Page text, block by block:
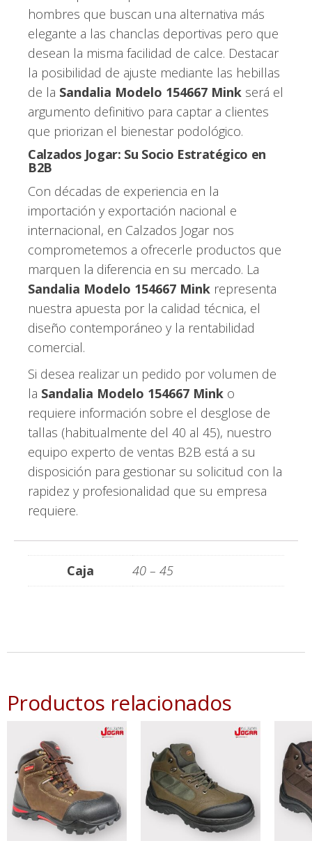
hombres que buscan una alternativa más
elegante a las chanclas deportivas pero que
desean la misma facilidad de calce. Destacar
la posibilidad de ajuste mediante las hebillas
de la Sandalia Modelo 154667 Mink será el
argumento definitivo para captar a clientes
que priorizan el bienestar podológico.
Calzados Jogar: Su Socio Estratégico en
B2B
Con décadas de experiencia en la
importación y exportación nacional e
internacional, en Calzados Jogar nos
comprometemos a ofrecerle productos que
marquen la diferencia en su mercado. La
Sandalia Modelo 154667 Mink representa
nuestra apuesta por la calidad técnica, el
diseño contemporáneo y la rentabilidad
comercial.
Si desea realizar un pedido por volumen de
la Sandalia Modelo 154667 Mink o
requiere información sobre el desglose de
tallas (habitualmente del 40 al 45), nuestro
equipo experto de ventas B2B está a su
disposición para gestionar su solicitud con la
rapidez y profesionalidad que su empresa
requiere.
Caja 40 – 45
Productos relacionados